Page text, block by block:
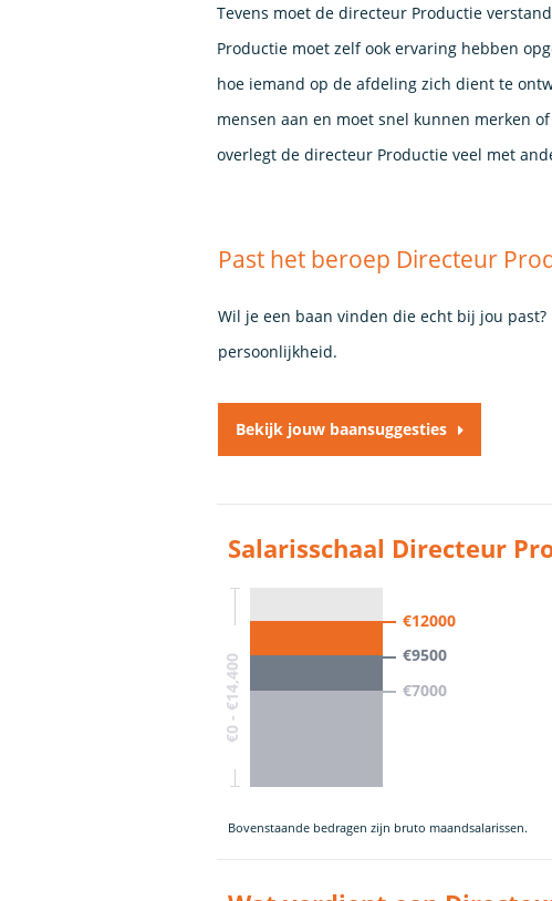
Tevens moet de directeur Productie
Productie moet zelf ook ervaring hebben
hoe iemand op de afdeling zich dient te
mensen aan en moet snel kunnen merken
overlegt de directeur Productie veel met
Past het beroep Directeur
Wil je een baan vinden die echt bij jou
persoonlijkheid.
Bekijk jouw baansuggesties
Salarisschaal Directeur
€0 - €14,400
€12000
€9500
€7000
Bovenstaande bedragen zijn bruto maandsalarissen.